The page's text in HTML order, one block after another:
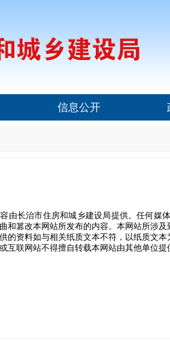
信息公开
治市住房和城乡建设局提供。任何媒体
和篡改本网站所发布的内容。本网站所涉及
料如与相关纸质文本不符，以纸质文本
网站不得擅自转载本网站由其他单位提